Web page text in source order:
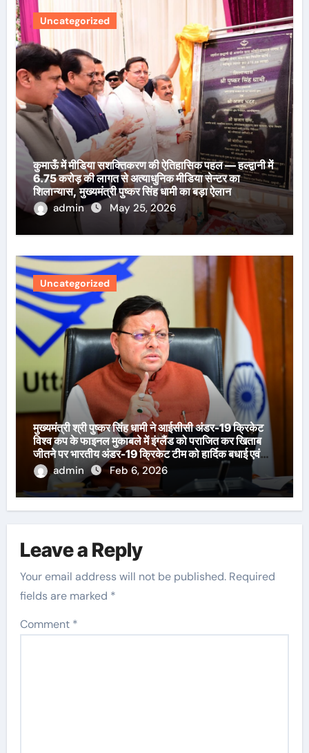
Uncategorized
कुमाऊँ में मीडिया सशक्तिकरण की ऐतिहासिक पहल — हल्द्वानी में
6.75 करोड़ की लागत से अत्याधुनिक मीडिया सेन्टर का
शिलान्यास, मुख्यमंत्री पुष्कर सिंह धामी का बड़ा ऐलान
admin
May 25, 2026
Uncategorized
मुख्यमंत्री श्री पुष्कर सिंह धामी ने आईसीसी अंडर-19 क्रिकेट
विश्व कप के फाइनल मुकाबले में इंग्लैंड को पराजित कर खिताब
जीतने पर भारतीय अंडर-19 क्रिकेट टीम को हार्दिक बधाई एवं
शुभकामनाएँ दी हैं।
admin Feb 6, 2026
Leave a Reply
Your email address will not be published. Required
fields are marked *
Comment *